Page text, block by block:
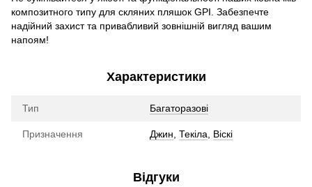
композитного типу для скляних пляшок GPI. Забезпечте
надійний захист та привабливий зовнішній вигляд вашим
напоям!
Характеристики
Тип Багаторазові
Призначення Джин Текіла Віскі
Відгуки